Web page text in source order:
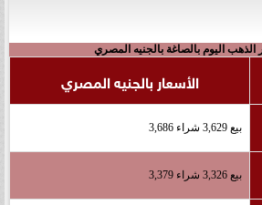
اليوم بالصاغة بالجنيه المصري
الأسعار بالجنيه المصري
بيع 3,629 شراء 3,686
بيع 3,326 شراء 3,379